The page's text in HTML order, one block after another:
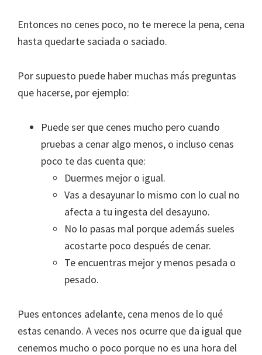
Entonces no cenes poco, no te merece la pena, cena
hasta quedarte saciada o saciado.
Por supuesto puede haber muchas más preguntas
que hacerse, por ejemplo:
Puede ser que cenes mucho pero cuando
pruebas a cenar algo menos, o incluso cenas
poco te das cuenta que:
Duermes mejor o igual.
Vas a desayunar lo mismo con lo cual no
afecta a tu ingesta del desayuno.
No lo pasas mal porque además sueles
acostarte poco después de cenar.
Te encuentras mejor y menos pesada o
pesado.
Pues entonces adelante, cena menos de lo qué
estas cenando. A veces nos ocurre que da igual que
cenemos mucho o poco porque no es una hora del